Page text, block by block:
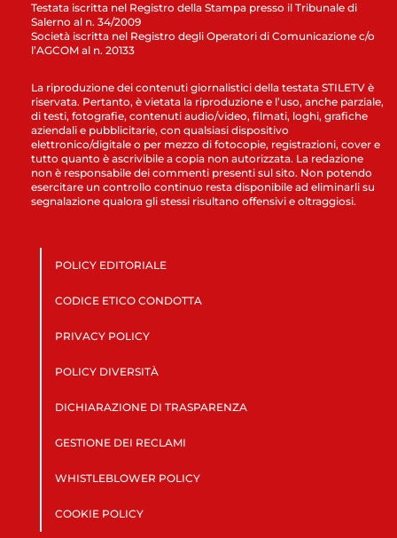
Testata iscritta nel Registro della Stampa presso il Tribunale di
Salerno al n. 34/2009
Società iscritta nel Registro degli Operatori di Comunicazione c/o
l’AGCOM al n. 20133
La riproduzione dei contenuti giornalistici della testata STILETV è
riservata. Pertanto, è vietata la riproduzione e l’uso, anche parziale,
di testi, fotografie, contenuti audio/video, filmati, loghi, grafiche
aziendali e pubblicitarie, con qualsiasi dispositivo
elettronico/digitale o per mezzo di fotocopie, registrazioni, cover e
tutto quanto è ascrivibile a copia non autorizzata. La redazione
non è responsabile dei commenti presenti sul sito. Non potendo
esercitare un controllo continuo resta disponibile ad eliminarli su
segnalazione qualora gli stessi risultano offensivi e oltraggiosi.
POLICY EDITORIALE
CODICE ETICO CONDOTTA
PRIVACY POLICY
POLICY DIVERSITÀ
DICHIARAZIONE DI TRASPARENZA
GESTIONE DEI RECLAMI
WHISTLEBLOWER POLICY
COOKIE POLICY